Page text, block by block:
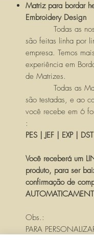
Matriz para bordar
Embroidery Design
Todas as
são feitas linha por
empresa. Temos
experiência em
de Matrizes.
Todas as
são testadas, e ao
você recebe em 6
:
PES | JEF | EXP |
Você receberá um
produto, para ser
confirmação de
Obs.:
PARA